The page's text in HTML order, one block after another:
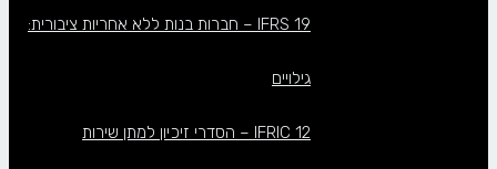
IFRS 19 – חברות בנות ללא אחריות ציבורית:
גילויים
IFRIC 12 – הסדרי זיכיון למתן שירות